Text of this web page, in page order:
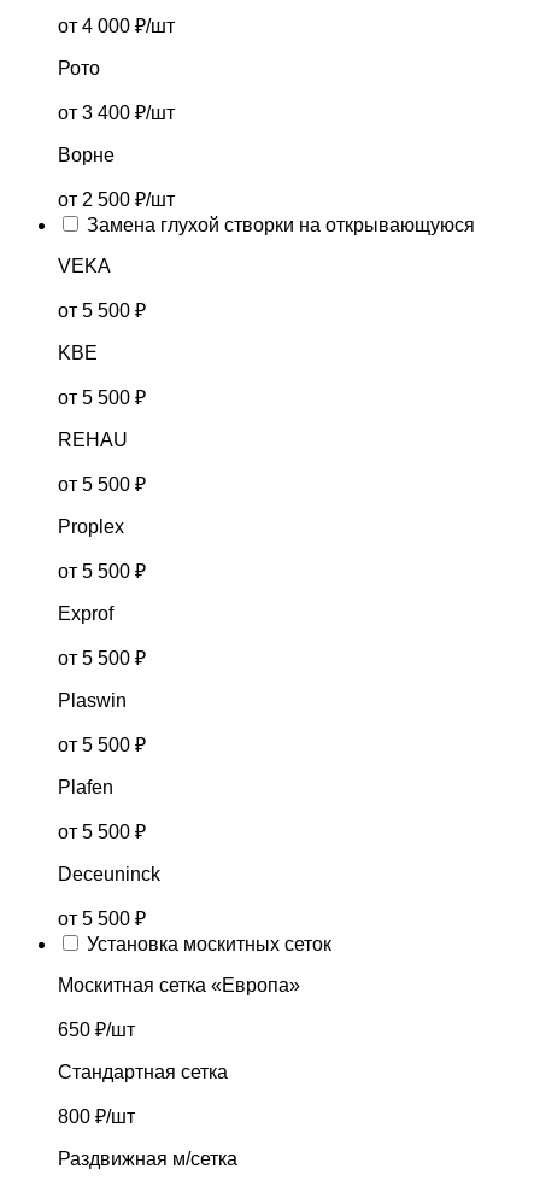
от 4 000 ₽/шт
Рото
от 3 400 ₽/шт
Ворне
от 2 500 ₽/шт
Замена глухой створки на открывающуюся
VEKA
от 5 500 ₽
KBE
от 5 500 ₽
REHAU
от 5 500 ₽
Proplex
от 5 500 ₽
Exprof
от 5 500 ₽
Plaswin
от 5 500 ₽
Plafen
от 5 500 ₽
Deceuninck
от 5 500 ₽
Установка москитных сеток
Москитная сетка «Европа»
650 ₽/шт
Стандартная сетка
800 ₽/шт
Раздвижная м/сетка